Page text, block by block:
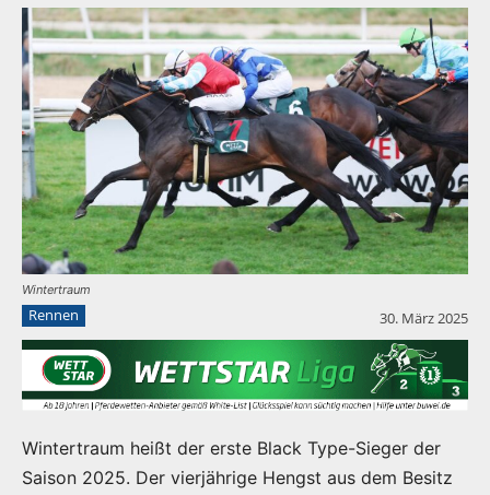
Wintertraum
Rennen 30. März 2025
Wintertraum heißt der erste Black Type-Sieger der
Saison 2025. Der vierjährige Hengst aus dem Besitz